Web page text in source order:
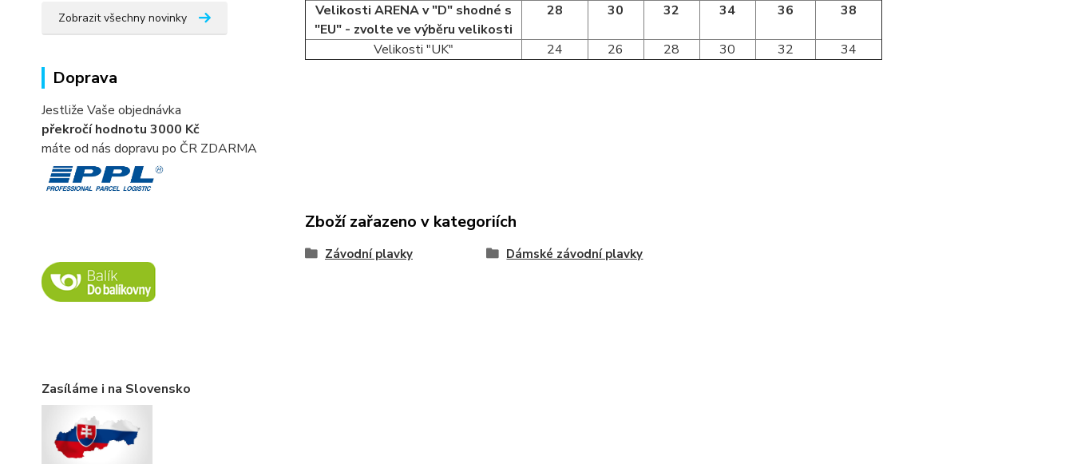
Zobrazit všechny novinky
Doprava
Jestliže Vaše objednávka
překročí hodnotu 3000 Kč
máte od nás dopravu po ČR ZDARMA
Zasíláme i na Slovensko
Velikosti ARENA v "D" shodné s
"EU" - zvolte ve výběru velikosti
28 30 32 34 36 38
Velikosti "UK" 24 26 28 30 32 34
Zboží zařazeno v kategoriích
Závodní plavky Dámské závodní plavky